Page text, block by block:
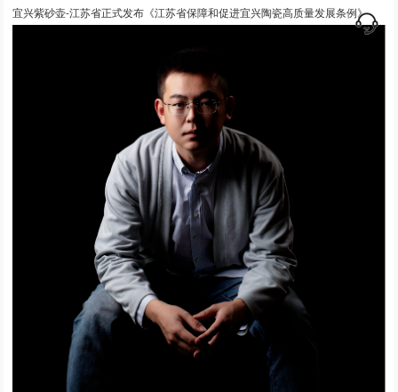
宜兴紫砂壶-江苏省正式发布《江苏省保障和促进宜兴陶瓷高质量发展条例》